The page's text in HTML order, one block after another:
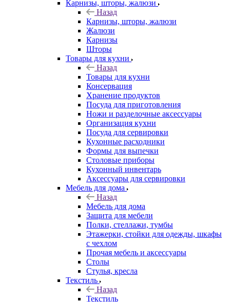
Карнизы, шторы, жалюзи
Назад
Карнизы, шторы, жалюзи
Жалюзи
Карнизы
Шторы
Товары для кухни
Назад
Товары для кухни
Консервация
Хранение продуктов
Посуда для приготовления
Ножи и разделочные аксессуары
Организация кухни
Посуда для сервировки
Кухонные расходники
Формы для выпечки
Столовые приборы
Кухонный инвентарь
Аксессуары для сервировки
Мебель для дома
Назад
Мебель для дома
Защита для мебели
Полки, стеллажи, тумбы
Этажерки, стойки для одежды, шкафы
с чехлом
Прочая мебель и аксессуары
Столы
Стулья, кресла
Текстиль
Назад
Текстиль